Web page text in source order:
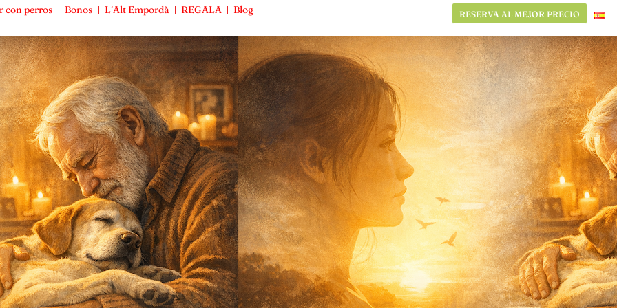
con perros Bonos L´Alt Empordà REGALA Blog RESERVA AL MEJOR PRECIO
con perros Bonos L´Alt Empordà REGALA Blog RESERVA AL MEJOR PRECIO